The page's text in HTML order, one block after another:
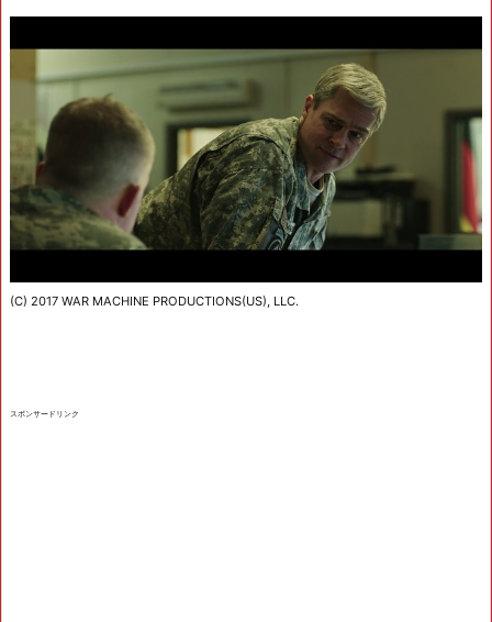
(C) 2017 WAR MACHINE PRODUCTIONS(US), LLC.
スポンサードリンク